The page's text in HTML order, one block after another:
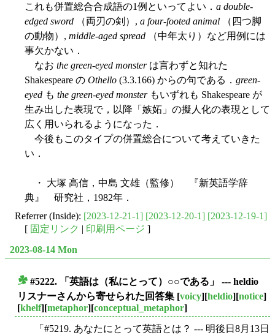
これも併置総合合成語の1例といってよい． a double-
edged sword （両刃の剣）, a four-footed animal （四つ脚
の動物）, middle-aged spread （中年太り）など用例には
事欠かない．
なお the green-eyed monsterは言わずと知れた
Shakespeare の Othello (3.3.166) からの句である． green-
eyed も the green-eyed monsterもいずれも Shakespeare が
生み出した表現で，以降「嫉妬」の擬人化の表現として
広く用いられるようになった．
今後もこのタイプの併置総合について考えていきた
い．
・ 大塚 高信，中島 文雄（監修） 『新英語学辞
典』 研究社，1982年．
Referrer (Inside): [2023-12-21-1] [2023-12-20-1] [2023-12-19-1]
[ 固定リンク | 印刷用ページ ]
2023-08-14 Mon
#5222. 「英語は（私にとって）○○である」 --- heldio
リスナーさんから寄せられた回答集 [voicy][heldio][notice]
[khelf][metaphor][conceptual_metaphor]
「#5219. あなたにとって英語とは？ --- 明後日8月13日